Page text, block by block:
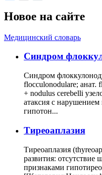
Новое на сайте
Медицинский словарь
Cиндром
Синдром
flocculonodulare; анат.
+ nodulus cerebelli
атаксия с
гипотон...
Тиреоаплазия
Тиреоаплазия
развития: отсутствие
признаками